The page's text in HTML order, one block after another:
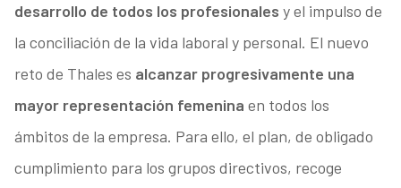
desarrollo de todos los profesionales y el impulso de
la conciliación de la vida laboral y personal. El nuevo
reto de Thales es alcanzar progresivamente una
mayor representación femenina en todos los
ámbitos de la empresa. Para ello, el plan, de obligado
cumplimiento para los grupos directivos, recoge